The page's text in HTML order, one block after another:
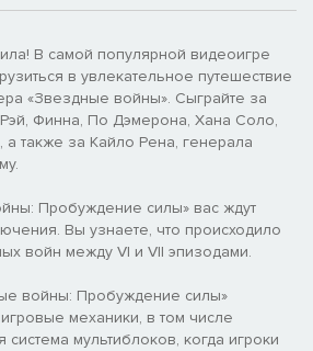
В самой популярной видеоигре
в увлекательное путешествие
«Звездные войны». Сыграйте за
Финна, По Дэмерона, Хана Соло,
а также за Кайло Рена, генерала
Пробуждение силы» вас ждут
Вы узнаете, что происходило
войн между VI и VII эпизодами.
войны: Пробуждение силы»
механики, в том числе
мультиблоков, когда игроки